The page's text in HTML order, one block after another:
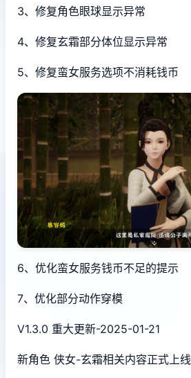
3、修复角色眼球显示异常
4、修复玄霜部分体位显示异常
5、修复蛮女服务选项不消耗钱币
6、优化蛮女服务钱币不足的提示
7、优化部分动作穿模
V1.3.0 重大更新-2025-01-21
新角色 侠女-玄霜相关内容正式上线